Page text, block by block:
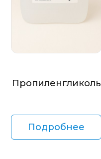
Пропиленгликоль
Подробнее